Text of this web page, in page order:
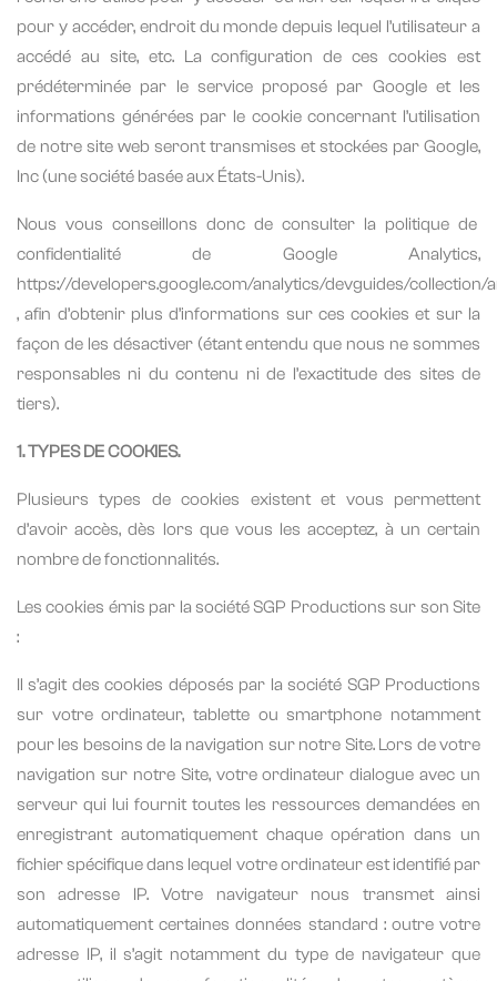
pour y accéder, endroit du monde depuis lequel l’utilisateur a
accédé au site, etc. La configuration de ces cookies est
prédéterminée par le service proposé par Google et les
informations générées par le cookie concernant l’utilisation
de notre site web seront transmises et stockées par Google,
Inc (une société basée aux États-Unis).
Nous vous conseillons donc de consulter la politique de
confidentialité
de Google
Analytics,
https://developers.google.com/analytics/devguides/collection/
, afin d’obtenir plus d’informations sur ces cookies et sur la
façon de les désactiver (étant entendu que nous ne sommes
responsables ni du contenu ni de l’exactitude des sites de
tiers).
1. TYPES DE COOKIES.
Plusieurs types de cookies existent et vous permettent
d’avoir accès, dès lors que vous les acceptez, à un certain
nombre de fonctionnalités.
Les cookies émis par la société SGP Productions sur son Site
:
Il s’agit des cookies déposés par la société SGP Productions
sur votre ordinateur, tablette ou smartphone notamment
pour les besoins de la navigation sur notre Site. Lors de votre
navigation sur notre Site, votre ordinateur dialogue avec un
serveur qui lui fournit toutes les ressources demandées en
enregistrant automatiquement chaque opération dans un
fichier spécifique dans lequel votre ordinateur est identifié par
son adresse IP. Votre navigateur nous transmet ainsi
automatiquement certaines données standard : outre votre
adresse IP, il s’agit notamment du type de navigateur que